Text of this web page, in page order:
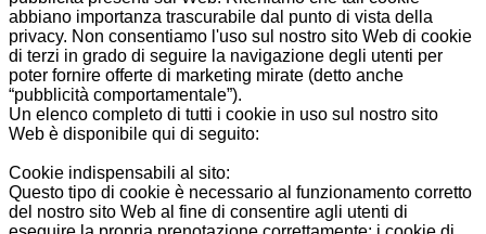
abbiano importanza trascurabile dal punto di vista della
privacy. Non consentiamo l'uso sul nostro sito Web di cookie
di terzi in grado di seguire la navigazione degli utenti per
poter fornire offerte di marketing mirate (detto anche
“pubblicità comportamentale”).
Un elenco completo di tutti i cookie in uso sul nostro sito
Web è disponibile qui di seguito:
Cookie indispensabili al sito:
Questo tipo di cookie è necessario al funzionamento corretto
del nostro sito Web al fine di consentire agli utenti di